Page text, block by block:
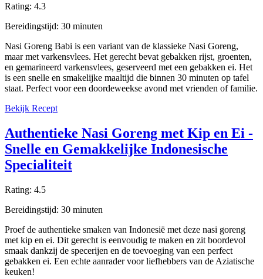
Rating: 4.3
Bereidingstijd: 30 minuten
Nasi Goreng Babi is een variant van de klassieke Nasi Goreng,
maar met varkensvlees. Het gerecht bevat gebakken rijst, groenten,
en gemarineerd varkensvlees, geserveerd met een gebakken ei. Het
is een snelle en smakelijke maaltijd die binnen 30 minuten op tafel
staat. Perfect voor een doordeweekse avond met vrienden of familie.
Bekijk Recept
Authentieke Nasi Goreng met Kip en Ei -
Snelle en Gemakkelijke Indonesische
Specialiteit
Rating: 4.5
Bereidingstijd: 30 minuten
Proef de authentieke smaken van Indonesië met deze nasi goreng
met kip en ei. Dit gerecht is eenvoudig te maken en zit boordevol
smaak dankzij de specerijen en de toevoeging van een perfect
gebakken ei. Een echte aanrader voor liefhebbers van de Aziatische
keuken!